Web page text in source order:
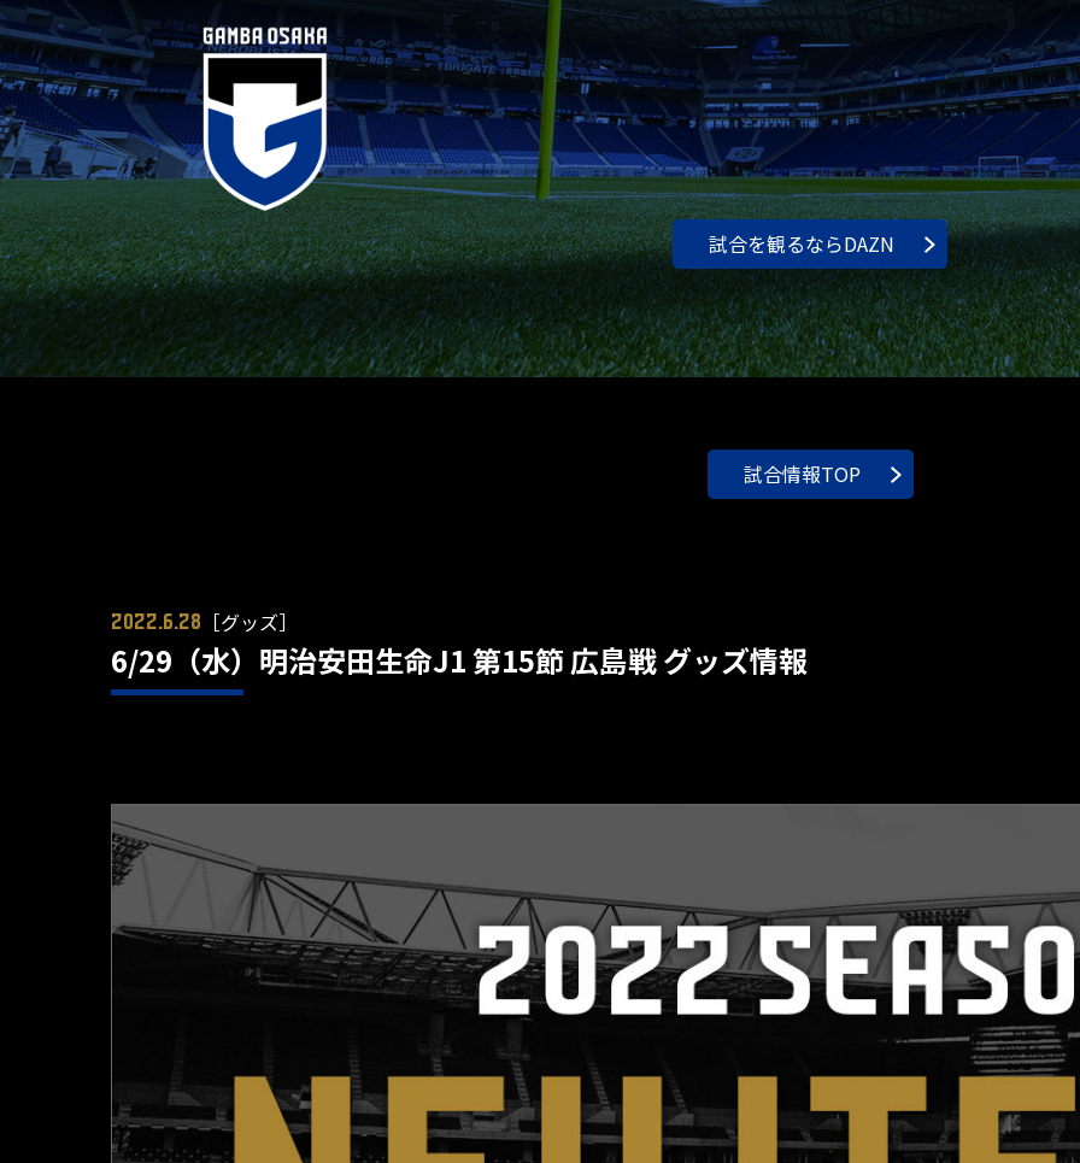
試合を観るならDAZN
試合情報TOP
2022.6.28 ［グッズ］
6/29（水）明治安田生命J1 第15節 広島戦 グッズ情報